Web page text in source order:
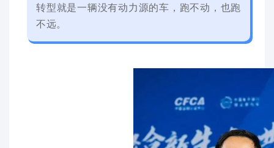
转型就是一辆没有动力源的车，跑不动，也跑
不远。